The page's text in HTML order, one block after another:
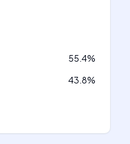
55.4%
43.8%